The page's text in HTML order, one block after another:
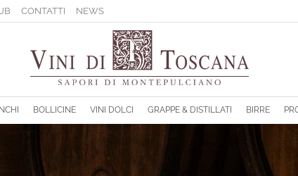
CONTATTI NEWS
BOLLICINE VINI DOLCI GRAPPE & DISTILLATI BIRRE